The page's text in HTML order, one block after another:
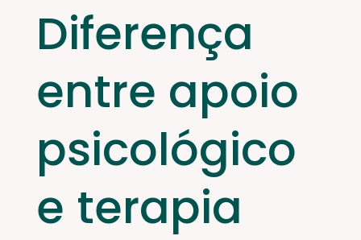
Diferença
entre apoio
psicológico
e terapia